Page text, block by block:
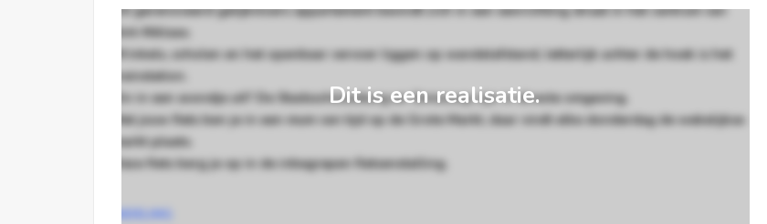
Dit is een realisatie.
Dit gerenoveerd gelijkvloers appartement bevindt zich in eeneenrichting straatin het centrum van
Sint-Niklaas.
Winkels, scholen en het openbaar vervoer liggen op wandelafstand, letterlijk achter de hoek is het
treinstation.
Zin in een avondje uit? De Stadsschouwburg en Siniscoop zijn in directe omgeving.
Met jouw fiets ben je in een mum van tijd op de Grote Markt, daar vindt elke donderdag de wekelijkse
markt plaats.
Deze fiets berg je op in de inbegrepen fietsenstalling.
INDELING